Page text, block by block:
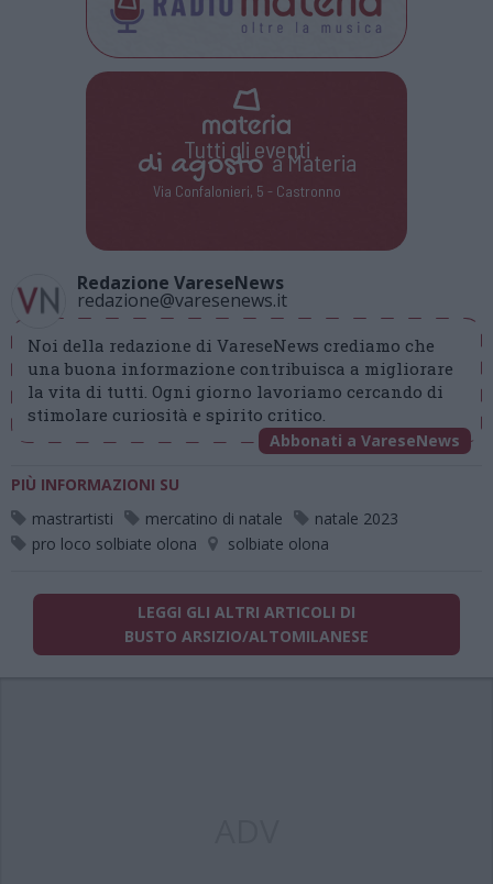
Tutti gli eventi
di agostoa Materia
Via Confalonieri, 5 - Castronno
Redazione VareseNews
redazione@varesenews.it
Noi della redazione di VareseNews crediamo che
una buona informazione contribuisca a migliorare
la vita di tutti. Ogni giorno lavoriamo cercando di
stimolare curiosità e spirito critico.
Abbonati a VareseNews
PIÙ INFORMAZIONI SU
mastrartisti
mercatino di natale
natale 2023
pro loco solbiate olona
solbiate olona
LEGGI GLI ALTRI ARTICOLI DI
BUSTO ARSIZIO/ALTOMILANESE